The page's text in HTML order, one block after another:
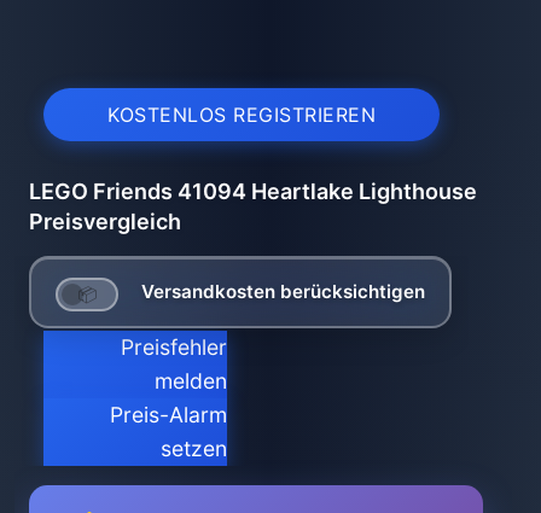
KOSTENLOS REGISTRIEREN
LEGO Friends 41094 Heartlake Lighthouse
Preisvergleich
Versandkosten berücksichtigen
Preisfehler
melden
Preis-Alarm
setzen